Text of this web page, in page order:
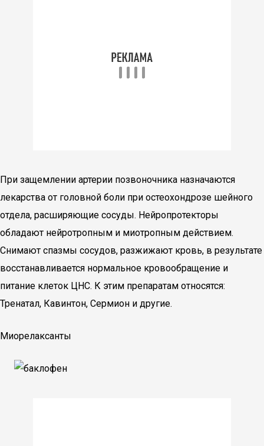
При защемлении артерии позвоночника назначаются
лекарства от головной боли при остеохондрозе шейного
отдела, расширяющие сосуды. Нейропротекторы
обладают нейротропным и миотропным действием.
Снимают спазмы сосудов, разжижают кровь, в результате
восстанавливается нормальное кровообращение и
питание клеток ЦНС. К этим препаратам относятся:
Тренатал, Кавинтон, Сермион и другие.
Миорелаксанты